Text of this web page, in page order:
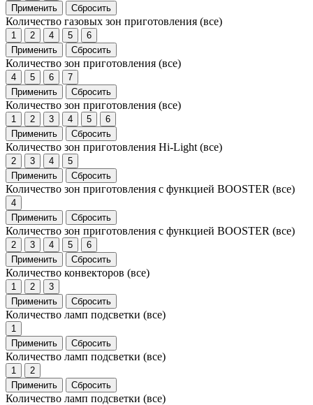
Применить
Сбросить
Количество газовых зон приготовления (все)
1 2 4 5
6
Применить
Сбросить
Количество зон приготовления (все)
4 5 6
7
Применить
Сбросить
Количество зон приготовления (все)
1 2 3 4 5
6
Применить
Сбросить
Количество зон приготовления Hi-Light (все)
2 3 4
5
Применить
Сбросить
Количество зон приготовления с функцией BOOSTER (все)
4
Применить
Сбросить
Количество зон приготовления с функцией BOOSTER (все)
2 3 4 5
6
Применить
Сбросить
Количество конвекторов (все)
1 2
3
Применить
Сбросить
Количество ламп подсветки (все)
1
Применить
Сбросить
Количество ламп подсветки (все)
1
2
Применить
Сбросить
Количество ламп подсветки (все)